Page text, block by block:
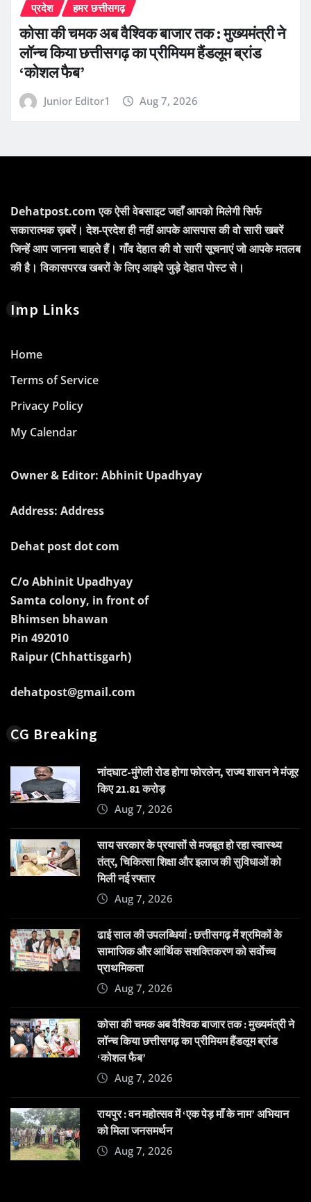
प्रदेश हमर छत्तीसगढ़
कोसा की चमक अब वैश्विक बाजार तक : मुख्यमंत्री ने
लॉन्च किया छत्तीसगढ़ का प्रीमियम हैंडलूम ब्रांड
‘कोशल फैब’
Junior Editor1 Aug 7, 2026
Dehatpost.com एक ऐसी वेबसाइट जहाँ आपको मिलेगी सिर्फ
सकारात्मक ख़बरें। देश-प्रदेश ही नहीं आपके आसपास की वो सारी खबरें
जिन्हें आप जानना चाहते हैं। गाँव देहात की वो सारी सूचनाएं जो आपके मतलब
की है। विकासपरख खबरों के लिए आइये जुड़े देहात पोस्ट से।
Imp Links
Home
Terms of Service
Privacy Policy
My Calendar
Owner & Editor: Abhinit Upadhyay
Address: Address
Dehat post dot com
C/o Abhinit Upadhyay
Samta colony, in front of
Bhimsen bhawan
Pin 492010
Raipur (Chhattisgarh)
dehatpost@gmail.com
CG Breaking
नांदघाट-मुंगेली रोड होगा फोरलेन, राज्य शासन ने मंजूर
किए 21.81 करोड़
Aug 7, 2026
साय सरकार के प्रयासों से मजबूत हो रहा स्वास्थ्य
तंत्र, चिकित्सा शिक्षा और इलाज की सुविधाओं को
मिली नई रफ्तार
Aug 7, 2026
ढाई साल की उपलब्धियां : छत्तीसगढ़ में श्रमिकों के
सामाजिक और आर्थिक सशक्तिकरण को सर्वाेच्च
प्राथमिकता
Aug 7, 2026
कोसा की चमक अब वैश्विक बाजार तक : मुख्यमंत्री ने
लॉन्च किया छत्तीसगढ़ का प्रीमियम हैंडलूम ब्रांड
‘कोशल फैब’
Aug 7, 2026
रायपुर : वन महोत्सव में ‘एक पेड़ माँ के नाम’ अभियान
को मिला जनसमर्थन
Aug 7, 2026